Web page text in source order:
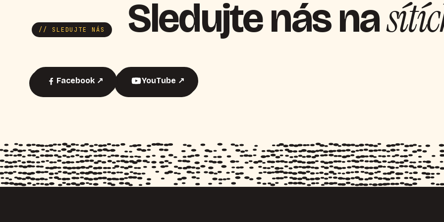
// SLEDUJTE NÁS Sledujte nás na
Facebook ↗ YouTube ↗